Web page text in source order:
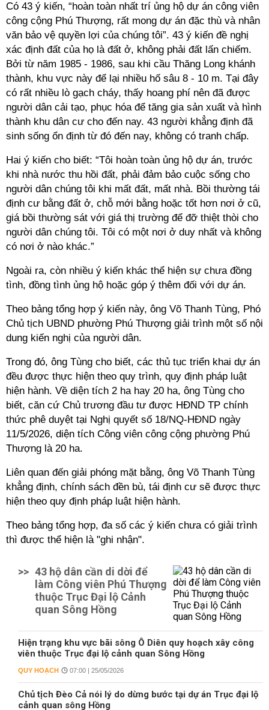
Có 43 ý kiến, “hoàn toàn nhất trí ủng hộ dự án công viên
công cộng Phú Thượng, rất mong dự án đặc thù và nhân
văn bảo vệ quyền lợi của chúng tôi”. 43 ý kiến đề nghị
xác định đất của họ là đất ở, không phải đất lấn chiếm.
Bởi từ năm 1985 - 1986, sau khi cầu Thăng Long khánh
thành, khu vực này để lại nhiều hố sâu 8 - 10 m. Tại đây
có rất nhiều lò gạch cháy, thấy hoang phí nên đã được
người dân cải tạo, phục hóa để tăng gia sản xuất và hình
thành khu dân cư cho đến nay. 43 người khẳng định đã
sinh sống ổn định từ đó đến nay, không có tranh chấp.
Hai ý kiến cho biết: “Tôi hoàn toàn ủng hộ dự án, trước
khi nhà nước thu hồi đất, phải đảm bảo cuộc sống cho
người dân chúng tôi khi mất đất, mất nhà. Bồi thường tái
định cư bằng đất ở, chỗ mới bằng hoặc tốt hơn nơi ở cũ,
giá bồi thường sát với giá thị trường để đỡ thiệt thòi cho
người dân chúng tôi. Tôi có một nơi ở duy nhất và không
có nơi ở nào khác.”
Ngoài ra, còn nhiều ý kiến khác thể hiện sự chưa đồng
tình, đồng tình ủng hộ hoặc góp ý thêm đối với dự án.
Theo bảng tổng hợp ý kiến này, ông Võ Thanh Tùng, Phó
Chủ tịch UBND phường Phú Thượng giải trình một số nội
dung kiến nghị của người dân.
Trong đó, ông Tùng cho biết, các thủ tục triển khai dự án
đều được thực hiện theo quy trình, quy định pháp luật
hiện hành. Về diện tích 2 ha hay 20 ha, ông Tùng cho
biết, căn cứ Chủ trương đầu tư được HĐND TP chính
thức phê duyệt tại Nghị quyết số 18/NQ-HĐND ngày
11/5/2026, diện tích Công viên công cộng phường Phú
Thượng là 20 ha.
Liên quan đến giải phóng mặt bằng, ông Võ Thanh Tùng
khẳng định, chính sách đền bù, tái định cư sẽ được thực
hiện theo quy định pháp luật hiện hành.
Theo bảng tổng hợp, đa số các ý kiến chưa có giải trình
thì được thể hiện là "ghi nhận".
>> 43 hộ dân cần di dời để
làm Công viên Phú Thượng
thuộc Trục Đại lộ Cảnh
quan Sông Hồng
Hiện trạng khu vực bãi sông Ô Diên quy hoạch xây công
viên thuộc Trục đại lộ cảnh quan Sông Hồng
QUY HOẠCH 07:00 | 25/05/2026
Chủ tịch Đèo Cả nói lý do dừng bước tại dự án Trục đại lộ
cảnh quan sông Hồng